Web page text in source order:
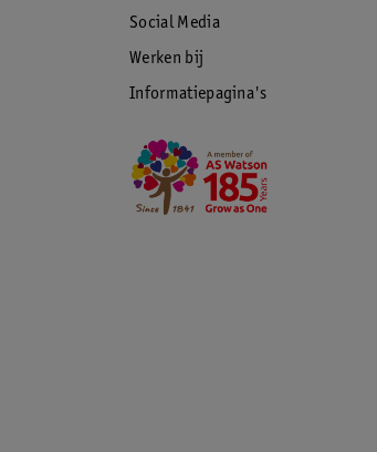
Social Media
Werken bij
Informatiepagina's